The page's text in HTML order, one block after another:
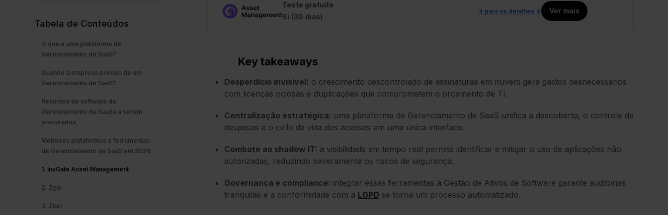
Tabela de Conteúdos
O que é uma plataforma de
Gerenciamento de SaaS?
Quando a empresa precisa de um
Gerenciamento de SaaS?
Recursos de software de
Gerenciamento de SaaSa a serem
procurados
Melhores plataformas e ferramentas
de Gerenciamento de SaaS em 2026
1. InvGate Asset Management
2. Zylo
3. Zluri
Teste gratuito
Si (30 dias)
Ir para os detalhes ↓ Ver mais
Key takeaways
Desperdício invisível: o crescimento descontrolado de assinaturas em nuvem gera gastos desnecessários
com licenças ociosas e duplicações que comprometem o orçamento de TI.
Centralização estratégica: uma plataforma de Gerenciamento de SaaS unifica a descoberta, o controle de
despesas e o ciclo de vida dos acessos em uma única interface.
Combate ao shadow IT: a visibilidade em tempo real permite identificar e mitigar o uso de aplicações não
autorizadas, reduzindo severamente os riscos de segurança.
Governança e compliance: integrar essas ferramentas à Gestão de Ativos de Software garante auditorias
tranquilas e a conformidade com a LGPD se torna um processo automatizado.